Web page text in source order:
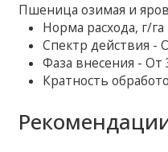
Пшеница озимая и
Норма расхода, г/га
Спектр действия -
Фаза внесения - От
Кратность